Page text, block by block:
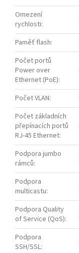
Omezení
rychlosti:
Paměť flash:
Počet portů
Power over
Ethernet (PoE):
Počet VLAN:
Počet základních
přepínacích portů
RJ-45 Ethernet:
Podpora jumbo
rámců:
Podpora
multicastu:
Podpora Quality
of Service (QoS):
Podpora
SSH/SSL: